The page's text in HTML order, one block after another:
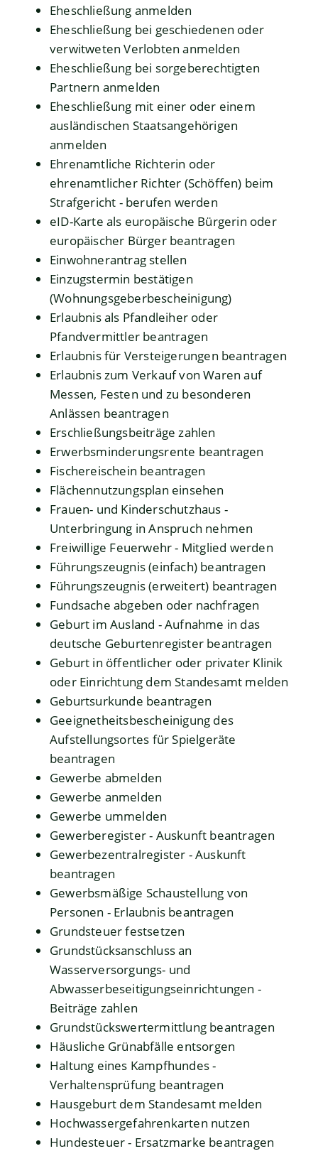
Eheschließung anmelden
Eheschließung bei geschiedenen oder
verwitweten Verlobten anmelden
Eheschließung bei sorgeberechtigten
Partnern anmelden
Eheschließung mit einer oder einem
ausländischen Staatsangehörigen
anmelden
Ehrenamtliche Richterin oder
ehrenamtlicher Richter (Schöffen) beim
Strafgericht - berufen werden
eID-Karte als europäische Bürgerin oder
europäischer Bürger beantragen
Einwohnerantrag stellen
Einzugstermin bestätigen
(Wohnungsgeberbescheinigung)
Erlaubnis als Pfandleiher oder
Pfandvermittler beantragen
Erlaubnis für Versteigerungen beantragen
Erlaubnis zum Verkauf von Waren auf
Messen, Festen und zu besonderen
Anlässen beantragen
Erschließungsbeiträge zahlen
Erwerbsminderungsrente beantragen
Fischereischein beantragen
Flächennutzungsplan einsehen
Frauen- und Kinderschutzhaus -
Unterbringung in Anspruch nehmen
Freiwillige Feuerwehr - Mitglied werden
Führungszeugnis (einfach) beantragen
Führungszeugnis (erweitert) beantragen
Fundsache abgeben oder nachfragen
Geburt im Ausland - Aufnahme in das
deutsche Geburtenregister beantragen
Geburt in öffentlicher oder privater Klinik
oder Einrichtung dem Standesamt melden
Geburtsurkunde beantragen
Geeignetheitsbescheinigung des
Aufstellungsortes für Spielgeräte
beantragen
Gewerbe abmelden
Gewerbe anmelden
Gewerbe ummelden
Gewerberegister - Auskunft beantragen
Gewerbezentralregister - Auskunft
beantragen
Gewerbsmäßige Schaustellung von
Personen - Erlaubnis beantragen
Grundsteuer festsetzen
Grundstücksanschluss an
Wasserversorgungs- und
Abwasserbeseitigungseinrichtungen -
Beiträge zahlen
Grundstückswertermittlung beantragen
Häusliche Grünabfälle entsorgen
Haltung eines Kampfhundes -
Verhaltensprüfung beantragen
Hausgeburt dem Standesamt melden
Hochwassergefahrenkarten nutzen
Hundesteuer - Ersatzmarke beantragen